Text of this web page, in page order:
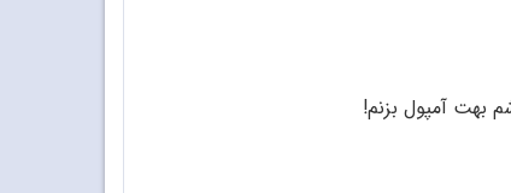
بهت آمپول بزنم!